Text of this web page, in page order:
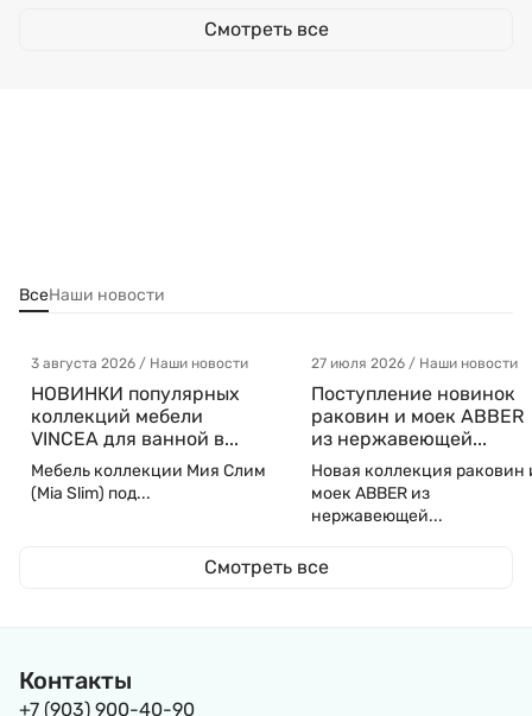
Смотреть все
ВсеНаши новости
3 августа 2026 / Наши новости
НОВИНКИ популярных
коллекций мебели
VINCEA для ванной в...
Мебель коллекции Мия Слим
(Mia Slim) под...
27 июля 2026 / Наши новости
Поступление новинок
раковин и моек ABBER
из нержавеющей...
Новая коллекция раковин
моек ABBER из
нержавеющей...
Смотреть все
Контакты
+7 (903) 900-40-90